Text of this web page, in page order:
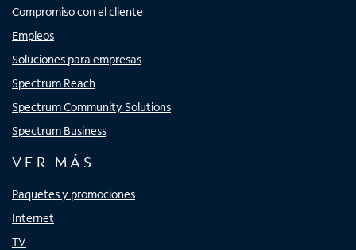
Compromiso con el cliente
Empleos
Soluciones para empresas
Spectrum Reach
Spectrum Community Solutions
Spectrum Business
VER MÁS
Paquetes y promociones
Internet
TV